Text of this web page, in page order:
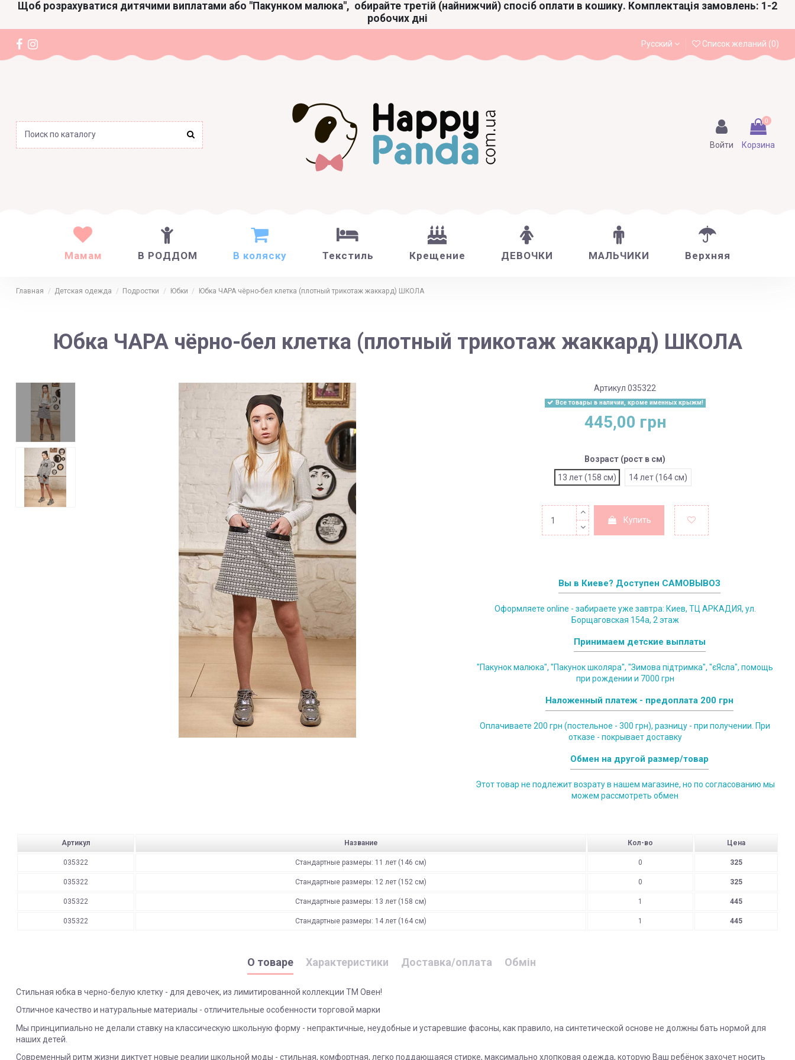
Щоб розрахуватися дитячими виплатами або "Пакунком малюка", обирайте третій (найнижчий) спосіб оплати в кошику. Комплектація замовлень: 1-2
робочих дні
Русский Список желаний (0)
Войти
0
Корзина
Мамам В РОДДОМ В коляску Текстиль Крещение ДЕВОЧКИ МАЛЬЧИКИ Верхняя
Главная Детская одежда Подростки Юбки Юбка ЧАРА чёрно-бел клетка (плотный трикотаж жаккард) ШКОЛА
Юбка ЧАРА чёрно-бел клетка (плотный трикотаж жаккард) ШКОЛА
Артикул 035322
Все товары в наличии, кроме именных крыжм!
445,00 грн
Возраст (рост в см)
13 лет (158 см)
14 лет (164 см)
Купить
Вы в Киеве? Доступен САМОВЫВОЗ
Оформляете online - забираете уже завтра: Киев, ТЦ АРКАДИЯ, ул.
Борщаговская 154а, 2 этаж
Принимаем детские выплаты
"Пакунок малюка", "Пакунок школяра", "Зимова підтримка", "єЯсла", помощь
при рождении и 7000 грн
Наложенный платеж - предоплата 200 грн
Оплачиваете 200 грн (постельное - 300 грн), разницу - при получении. При
отказе - покрывает доставку
Обмен на другой размер/товар
Этот товар не подлежит возрату в нашем магазине, но по согласованию мы
можем рассмотреть обмен
Артикул Название Кол-во Цена
035322 Стандартные размеры: 11 лет (146 см) 0 325
035322 Стандартные размеры: 12 лет (152 см) 0 325
035322 Стандартные размеры: 13 лет (158 см) 1 445
035322 Стандартные размеры: 14 лет (164 см) 1 445
О товаре Характеристики Доставка/оплата Обмін
Стильная юбка в черно-белую клетку - для девочек, из лимитированной коллекции ТМ Овен!
Отличное качество и натуральные материалы - отличительные особенности торговой марки
Мы принципиально не делали ставку на классическую школьную форму - непрактичные, неудобные и устаревшие фасоны, как правило, на синтетической основе не должны бать нормой для
наших детей.
Современный ритм жизни диктует новые реалии школьной моды - стильная, комфортная, легко поддающаяся стирке, максимально хлопковая одежда, которую Ваш ребёнок захочет носить